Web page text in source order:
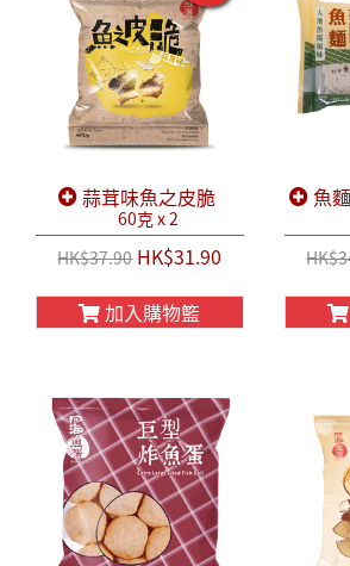
蒜茸味魚之皮脆
60克 x 2
HK$37.90HK$31.90
加入購物籃
魚